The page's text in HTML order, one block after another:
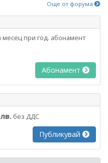
Още от форума
месец при год. абонамент
Абонамент
без ДДС
Публикувай